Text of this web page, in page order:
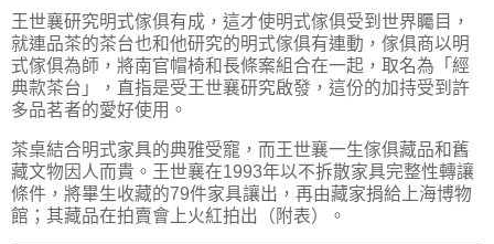
王世襄研究明式傢俱有成，這才使明式傢俱受到世界矚目，
就連品茶的茶台也和他研究的明式傢俱有連動，傢俱商以明
式傢俱為師，將南官帽椅和長條案組合在一起，取名為「經
典款茶台」，直指是受王世襄研究啟發，這份的加持受到許
多品茗者的愛好使用。
茶桌結合明式家具的典雅受寵，而王世襄一生傢俱藏品和舊
藏文物因人而貴。王世襄在1993年以不拆散家具完整性轉讓
條件，將畢生收藏的79件家具讓出，再由藏家捐給上海博物
館；其藏品在拍賣會上火紅拍出（附表）。